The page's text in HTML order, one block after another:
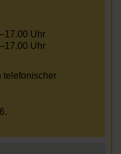
Uhr
Uhr
telefonischer